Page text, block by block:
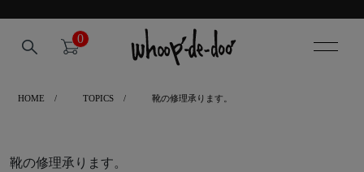
0
HOME TOPICS 靴の修理承ります。
靴の修理承ります。